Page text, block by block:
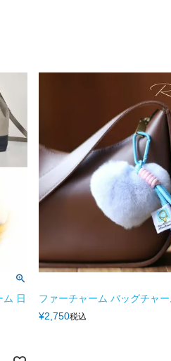
ム 日
ファーチャーム バッグチャ
¥2,750税込